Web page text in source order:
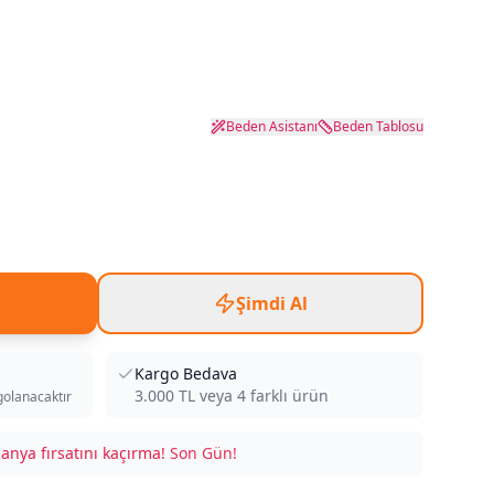
Beden Asistanı Beden Tablosu
Şimdi Al
Kargo Bedava
3.000 TL veya 4 farklı ürün
fırsatını kaçırma! Son Gün!